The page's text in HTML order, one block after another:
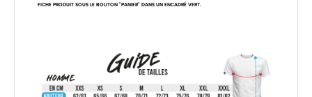
FICHE PRODUIT SOUS LE BOUTON "PANIER" DANS UN ENCADRÉ VERT.